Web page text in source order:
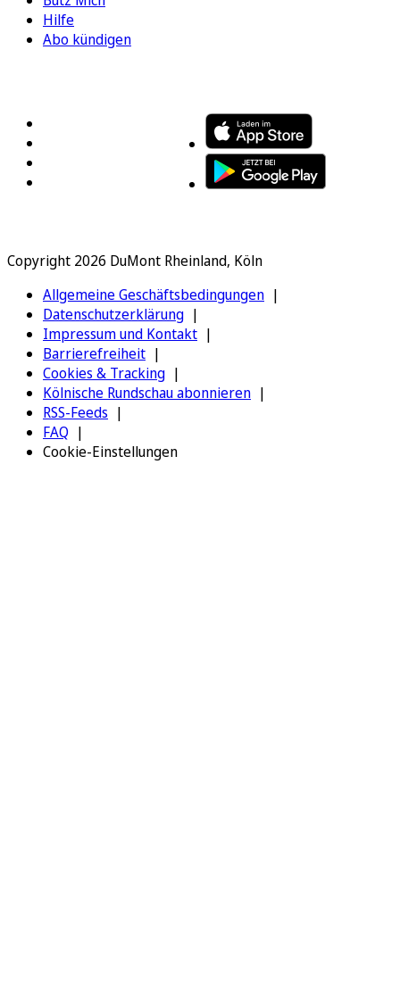
Hilfe
Abo kündigen
Copyright 2026 DuMont Rheinland, Köln
Allgemeine Geschäftsbedingungen
Datenschutzerklärung
Impressum und Kontakt
Barrierefreiheit
Cookies & Tracking
Kölnische Rundschau abonnieren
RSS-Feeds
FAQ
Cookie-Einstellungen